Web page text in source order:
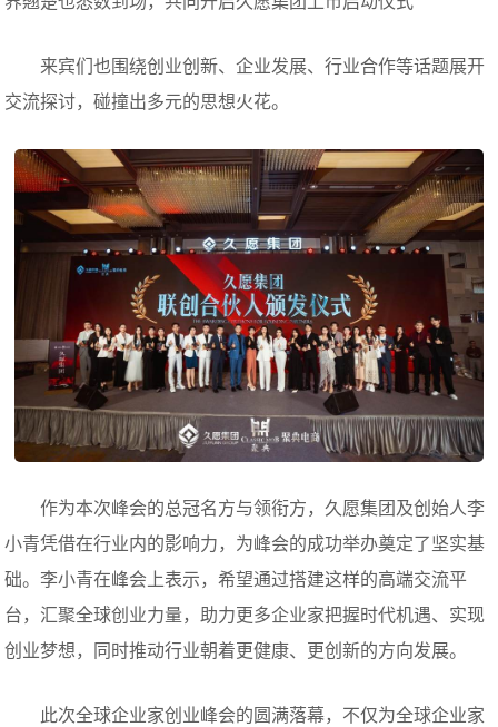
来宾们也围绕创业创新、企业发展、行业合作等话题展开
交流探讨，碰撞出多元的思想火花。
作为本次峰会的总冠名方与领衔方，久愿集团及创始人李
小青凭借在行业内的影响力，为峰会的成功举办奠定了坚实基
础。李小青在峰会上表示，希望通过搭建这样的高端交流平
台，汇聚全球创业力量，助力更多企业家把握时代机遇、实现
创业梦想，同时推动行业朝着更健康、更创新的方向发展。
此次全球企业家创业峰会的圆满落幕，不仅为全球企业家